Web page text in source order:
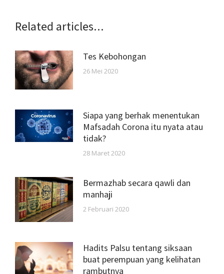
Related articles...
Tes Kebohongan
26 Mei 2020
Siapa yang berhak menentukan
Mafsadah Corona itu nyata atau
tidak?
28 Maret 2020
Bermazhab secara qawli dan
manhaji
2 Februari 2020
Hadits Palsu tentang siksaan
buat perempuan yang kelihatan
rambutnya